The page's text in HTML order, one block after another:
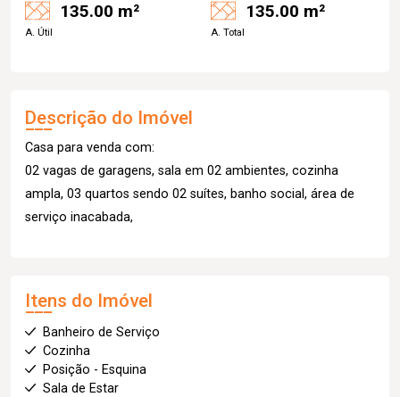
135.00 m²
A. Útil
135.00 m²
A. Total
Descrição do Imóvel
Casa para venda com:
02 vagas de garagens, sala em 02 ambientes, cozinha
ampla, 03 quartos sendo 02 suítes, banho social, área de
serviço inacabada,
Itens do Imóvel
Banheiro de Serviço
Cozinha
Posição - Esquina
Sala de Estar